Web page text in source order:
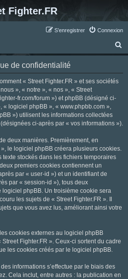
Fighter.FR
Connexion
S’enregistrer
e
de confidentialité
« Street Fighter.FR » et ses sociétés
», « notre », « nos », « Street
fr.com/forum ») et phpBB (désigné ci-
« logiciel phpBB », « www.phpbb.com »,
») utilisent les informations collectées
ci-après par « vos informations »).
deux manières. Premièrement, en
le logiciel phpBB créera plusieurs cookies.
texte stockés dans les fichiers temporaires
premiers cookies contiennent un
par « user-id ») et un identifiant de
par « session-id »), tous deux
phpBB. Un troisième cookie sera
les sujets de « Street Fighter.FR ». Il
que vous avez lus, améliorant ainsi votre
cookies externes au logiciel phpBB
Fighter.FR ». Ceux-ci sortent du cadre
les cookies créés par le logiciel phpBB.
informations s’effectue par le biais des
Cela inclut, entre autres : la publication en